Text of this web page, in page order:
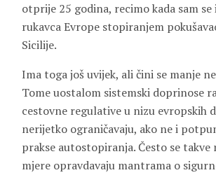
otprije 25 godina, recimo kada sam se
rukavca Evrope stopiranjem
Sicilije.
Ima toga još uvijek, ali čini se manje
Tome uostalom sistemski doprinose
cestovne regulative u nizu evropskih
nerijetko ograničavaju, ako ne i
prakse autostopiranja. Često se takve
mjere opravdavaju mantrama o